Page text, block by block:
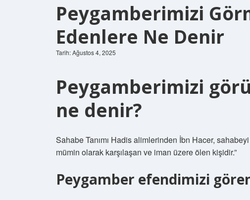
Peygamberimizi
Edenlere Ne Denir
Tarih: Ağustos 4, 2025
Peygamberimizi
ne denir?
Sahabe Tanımı Hadis alimlerinden İbn Hacer,
mümin olarak karşılaşan ve iman üzere ölen kişidir.”
Peygamber efendimizi